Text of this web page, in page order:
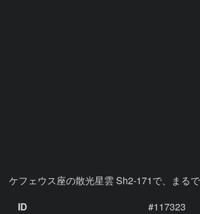
ケフェウス座の散光星雲 Sh2-171で、まる
ID
#117323